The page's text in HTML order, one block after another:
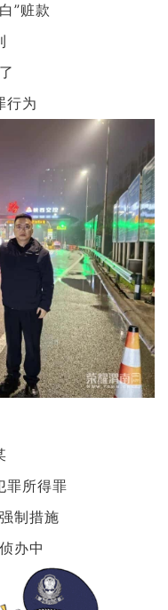
”赃款
行为
罪所得罪
制措施
办中